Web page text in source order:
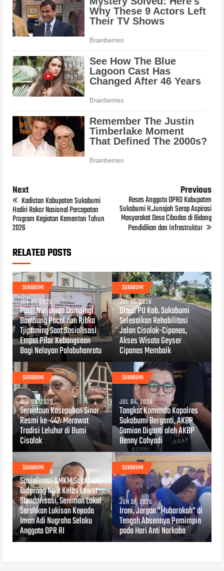
Next
Kadistan Kabupaten Sukabumi
Hadiri Rakor Nasional Percepatan
Program Kegiatan Kementan Tahun
2026
Previous
Reses Anggota DPRD Kabupaten
Sukabumi H.Junajah Serap Aspirasi
Masyarakat Desa Cibodas di Bidang
Pendidikan dan Infrastruktur
RELATED POSTS
SUKABUMI
JUL 21, 2026
Paoji Nurjaman Dampingi
Bambang Pacul dan Ribka
Tjiptaning Saat Sosialisasi
Empat Pilar Kebangsaan
Bagi Nelayan Palabuhanratu
SUKABUMI
JUL 13, 2026
Dinas PU Kab. Sukabumi
Selesaikan Rehabilitasi
Jalan Cisolok-Cipanas,
Akses Wisata Geyser
Cipanas Membaik
SUKABUMI
JUL 05, 2026
Serentaun Kasepuhan Sinar
Resmi ke-447: Merawat
Tradisi Leluhur di Bumi
Cisolok
SUKABUMI
JUL 04, 2026
Tongkat Komando Kapolres
Sukabumi Berganti, AKBP
Samian Diganti oleh AKBP
Benny Cahyadi
SUKABUMI
JUL 04, 2026
Sosialisasi UMKM Sukabumi
Didorong Naik Kelas Lewat
Standarisasi, Seniman Lokal
Serahkan Lukisan Kepada
Iman Adi Nugraha Selaku
Anggota DPR RI
SUKABUMI
JUN 27, 2026
Ironi, Jargon "Mubarokah" di
Tengah Absennya Pemimpin
pada Hari Anti Narkoba